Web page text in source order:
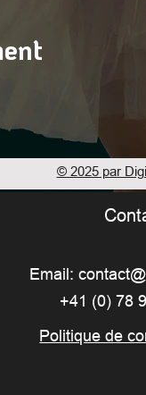
© 2025 par
Email:
+41 (0) 78
Politique de